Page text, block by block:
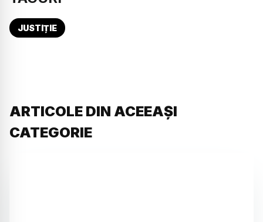
JUSTIȚIE
ARTICOLE DIN ACEEAȘI
CATEGORIE